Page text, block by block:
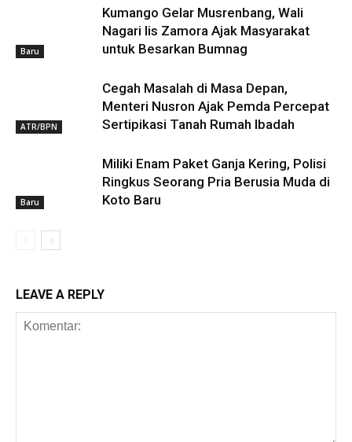
Baru
Kumango Gelar Musrenbang, Wali
Nagari Iis Zamora Ajak Masyarakat
untuk Besarkan Bumnag
ATR/BPN
Cegah Masalah di Masa Depan,
Menteri Nusron Ajak Pemda Percepat
Sertipikasi Tanah Rumah Ibadah
Baru
Miliki Enam Paket Ganja Kering, Polisi
Ringkus Seorang Pria Berusia Muda di
Koto Baru
LEAVE A REPLY